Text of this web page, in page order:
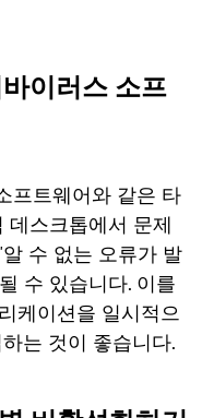
이러스 소프
프트웨어와 같은 타
데스크톱에서 문제
수 없는 오류가 발
수 있습니다. 이를
케이션을 일시적으
는 것이 좋습니다.